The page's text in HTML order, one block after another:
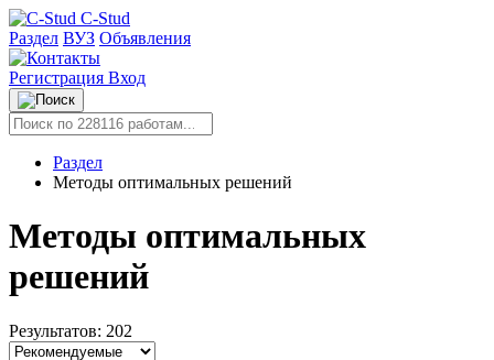
C-Stud
Раздел ВУЗ Объявления
Регистрация Вход
Раздел
Методы оптимальных решений
Методы оптимальных
решений
Результатов: 202